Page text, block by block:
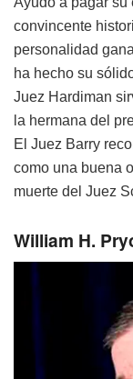
convincente
personalidad
ha hecho su
Juez Hardiman
la hermana del
El Juez Barry
como una buena
muerte del Juez
William H.